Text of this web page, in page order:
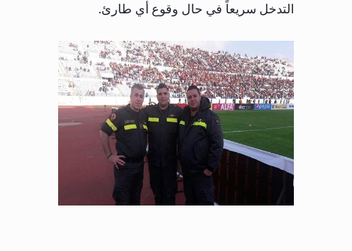
التدخل سريعاً في حال وقوع أي طارئ.